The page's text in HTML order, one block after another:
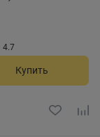
4.7
Купить